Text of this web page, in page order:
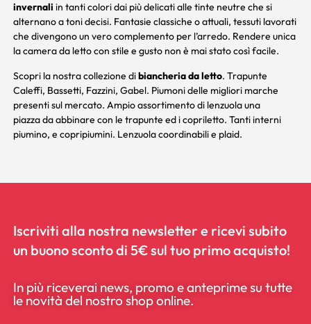
invernali in tanti colori dai più delicati alle tinte neutre che si
alternano a toni decisi. Fantasie classiche o attuali, tessuti lavorati
che divengono un vero complemento per l’arredo. Rendere unica
la camera da letto con stile e gusto non è mai stato così facile.
Scopri la nostra collezione dibiancheria da letto. Trapunte
Caleffi, Bassetti, Fazzini, Gabel. Piumoni delle migliori marche
presenti sul mercato. Ampio assortimento di lenzuola una
piazzada abbinare con le trapunte ed icopriletto. Tantiinterni
piumino, e copripiumini. Lenzuola coordinabilie plaid.
Iscriviti alla nostra newsletter e ricevi subito
un buono sconto di 5€ sul tuo primo acquisto!
In più riceverai news, promo e anteprime su tutte
le novità del nostro shop online.